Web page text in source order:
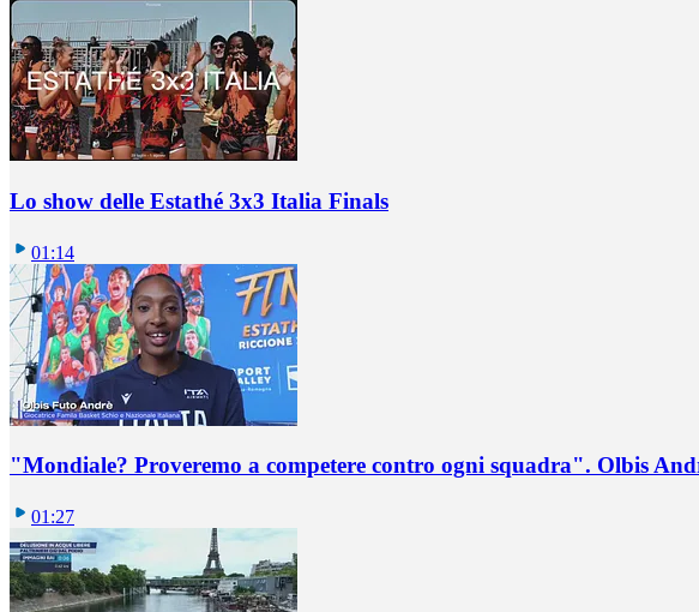
Lo show delle Estathé 3x3 Italia Finals
01:14
"Mondiale? Proveremo a competere contro ogni squadra". Olbis
01:27